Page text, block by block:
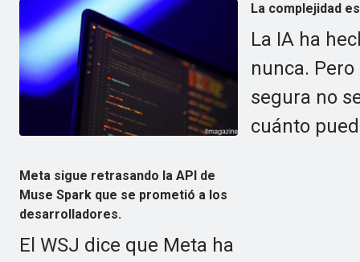
La complejidad
La IA ha
nunca.
segura no
cuánto
Meta sigue retrasando la API de
Muse Spark que se prometió a los
desarrolladores.
El WSJ dice que Meta ha